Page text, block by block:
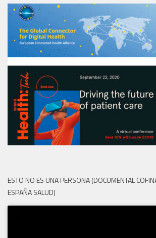
ESTO NO ES UNA PERSONA (DOCUMENTAL
ESPAÑA SALUD)